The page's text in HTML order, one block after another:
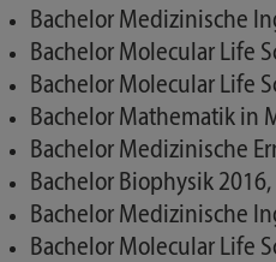
Bachelor Medizinische
Bachelor Molecular Life
Bachelor Molecular Life
Bachelor Mathematik in
Bachelor Medizinische
Bachelor Biophysik
Bachelor Medizinische
Bachelor Molecular Life